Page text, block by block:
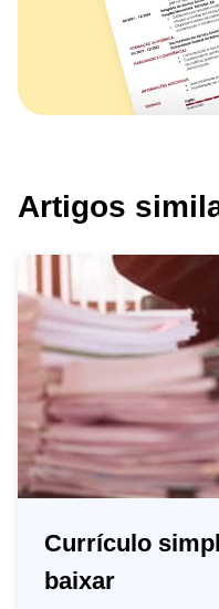
Artigos
Currículo
baixar